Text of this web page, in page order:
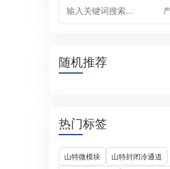
随机推荐
热门标签
山特微模块
山特封闭冷通道